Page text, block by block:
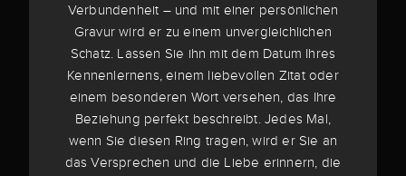
Verbundenheit – und mit einer persönlichen
Gravur wird er zu einem unvergleichlichen
Schatz. Lassen Sie ihn mit dem Datum Ihres
Kennenlernens, einem liebevollen Zitat oder
einem besonderen Wort versehen, das Ihre
Beziehung perfekt beschreibt. Jedes Mal,
wenn Sie diesen Ring tragen, wird er Sie an
das Versprechen und die Liebe erinnern, die